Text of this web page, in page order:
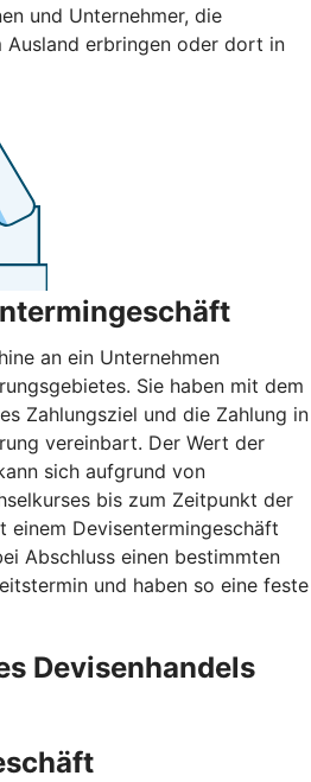
und Unternehmer, die
Ausland erbringen oder dort in
an ein Unternehmen
Sie haben mit dem
Zahlungsziel und die Zahlung in
vereinbart. Der Wert der
sich aufgrund von
bis zum Zeitpunkt der
einem Devisentermingeschäft
Abschluss einen bestimmten
und haben so eine feste
Devisenhandels